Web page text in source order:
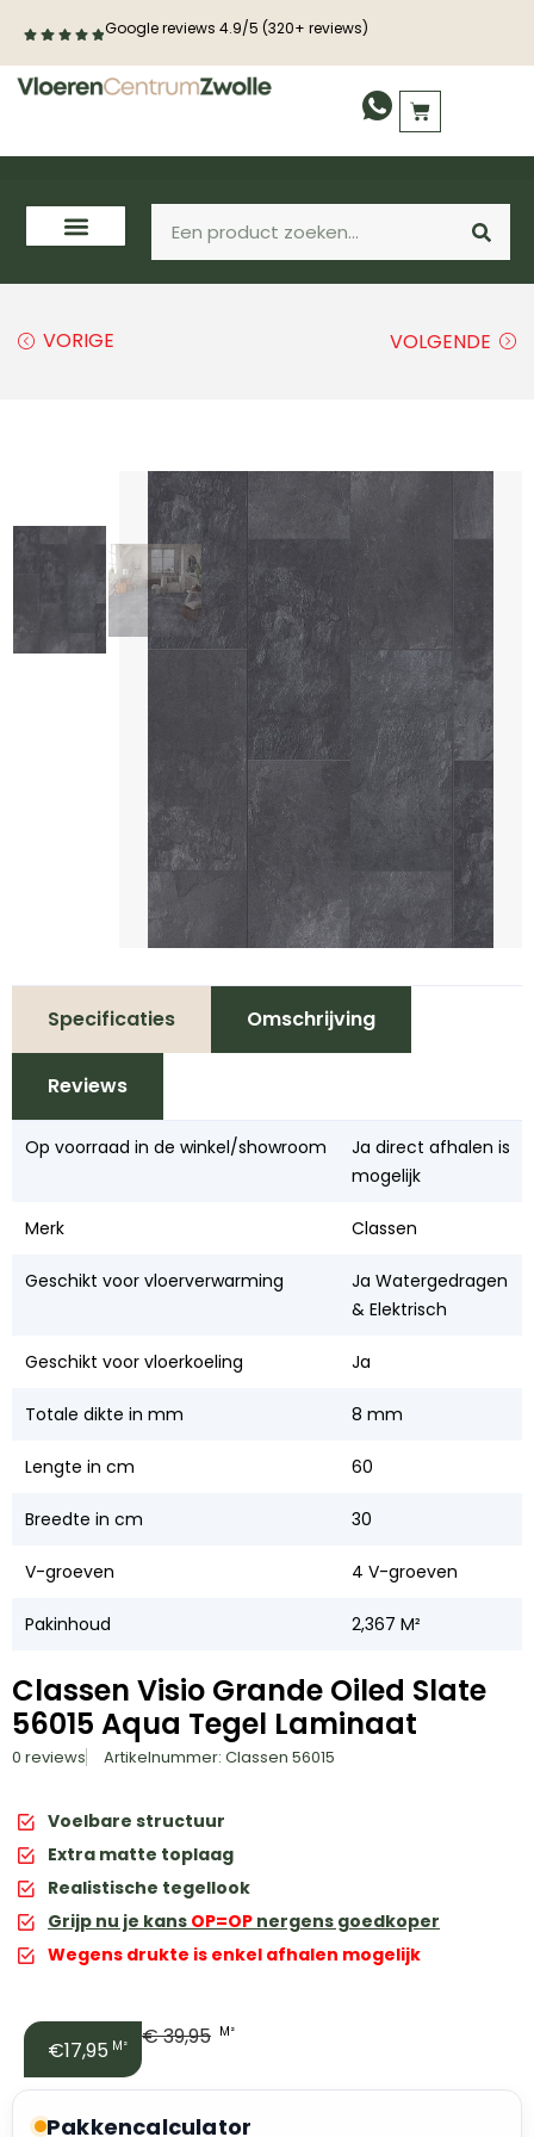
Google reviews 4.9/5 (320+ reviews)
VORIGE VOLGENDE
Specificaties Omschrijving
Reviews
Op voorraad in de winkel/showroom
Ja direct afhalen is
mogelijk
Merk Classen
Geschikt voor vloerverwarming
Ja Watergedragen
& Elektrisch
Geschikt voor vloerkoeling Ja
Totale dikte in mm 8 mm
Lengte in cm 60
Breedte in cm 30
V-groeven 4 V-groeven
Pakinhoud 2,367 M²
Classen Visio Grande Oiled Slate
56015 Aqua Tegel Laminaat
0 reviews Artikelnummer: Classen 56015
Voelbare structuur
Extra matte toplaag
Realistische tegellook
Grijp nu je kans OP=OP nergens goedkoper
Wegens drukte is enkel afhalen mogelijk
€17,95 M² €39,95 M²
Pakkencalculator